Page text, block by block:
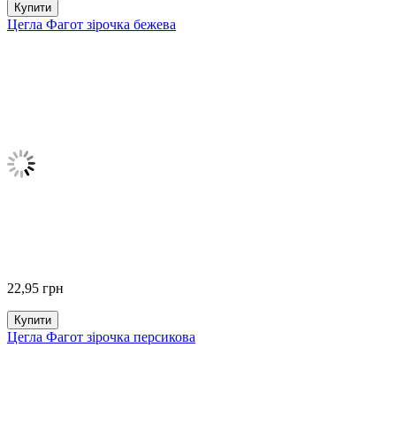
Купити
Цегла Фагот зірочка бежева
22,95 грн
Купити
Цегла Фагот зірочка персикова